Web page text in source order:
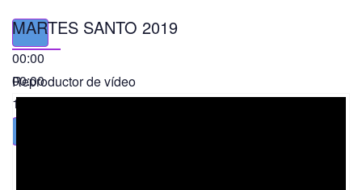
00:00
00:00
11:56
MARTES SANTO 2019
Reproductor de vídeo